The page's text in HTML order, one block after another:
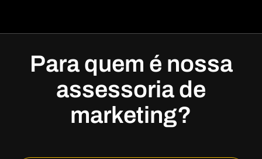
Para quem é nossa
assessoria de
marketing?